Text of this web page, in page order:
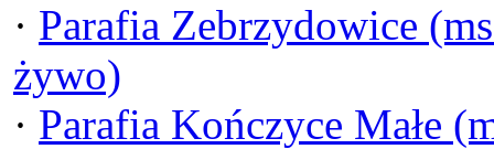
· Parafia Zebrzydowice
żywo)
· Parafia Kończyce Małe